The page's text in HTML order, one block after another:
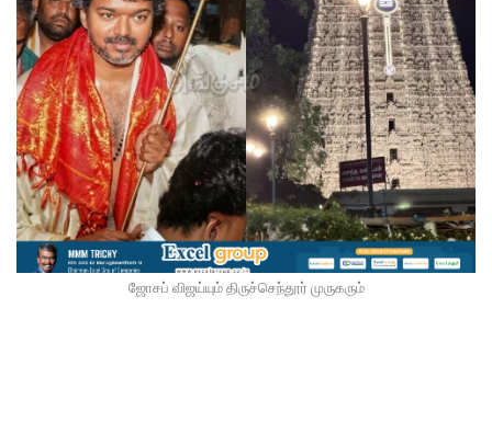
ஜோசப் விஜய்யும் திருச்செந்தூர் முருகரும்